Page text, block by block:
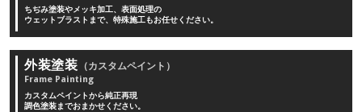
ちぢみ塗装やメッキ加工、表面処理の
ウェットブラストまで、特殊施工もお任せください。
外装塗装 （カスタムペイント）
Frame Painting
カスタムペイントから純正再現
調色塗装までおまかせください。